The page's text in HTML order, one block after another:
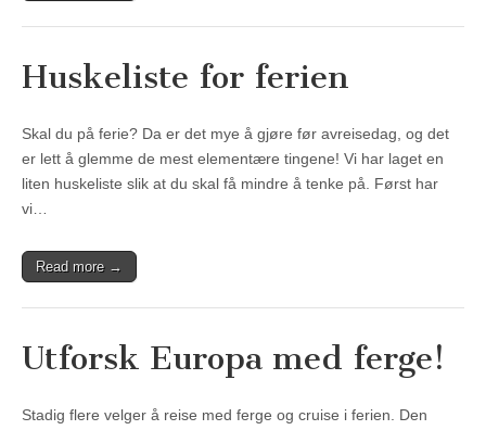
Huskeliste for ferien
Skal du på ferie? Da er det mye å gjøre før avreisedag, og det
er lett å glemme de mest elementære tingene! Vi har laget en
liten huskeliste slik at du skal få mindre å tenke på. Først har
vi…
Read more →
Utforsk Europa med ferge!
Stadig flere velger å reise med ferge og cruise i ferien. Den